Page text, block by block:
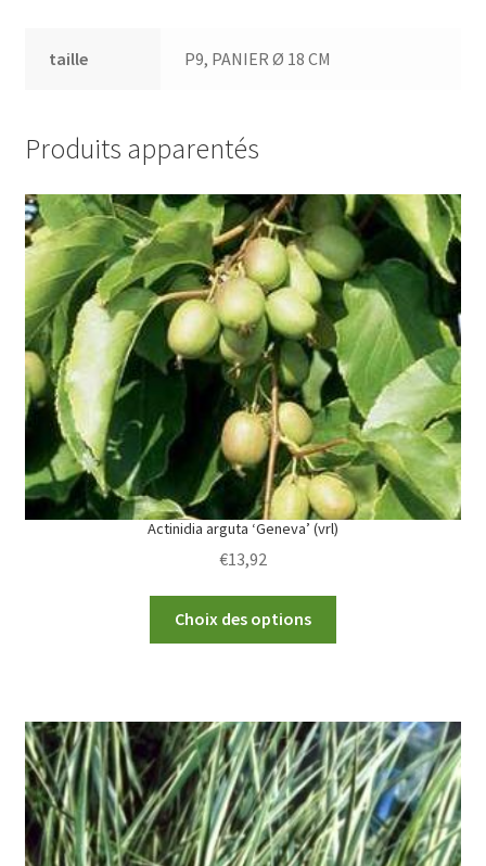
taille P9, PANIER Ø 18 CM
Produits apparentés
Actinidia arguta ‘Geneva’ (vrl)
€13,92
Choix des options
The
options
may
be
chosen